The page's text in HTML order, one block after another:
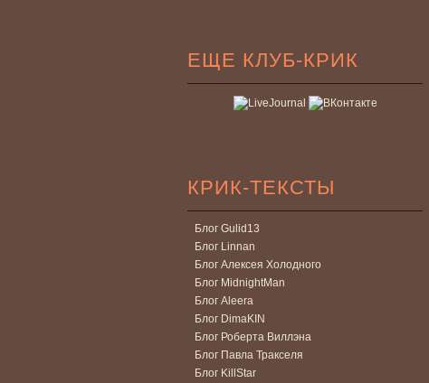
ЕЩЕ КЛУБ-КРИК
КРИК-ТЕКСТЫ
Блог Gulid13
Блог Linnan
Блог Алексея Холодного
Блог MidnightMan
Блог Aleera
Блог DimaKIN
Блог Роберта Виллэна
Блог Павла Тракселя
Блог KillStar